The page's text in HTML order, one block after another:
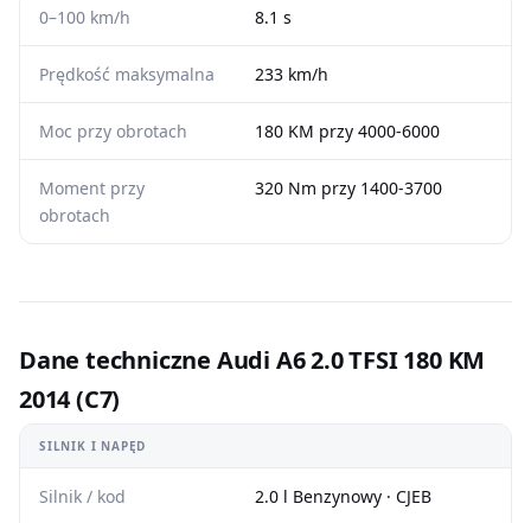
0–100 km/h 8.1 s
Prędkość maksymalna 233 km/h
Moc przy obrotach 180 KM przy 4000-6000
Moment przy
obrotach
320 Nm przy 1400-3700
Dane techniczne Audi A6 2.0 TFSI 180 KM
2014 (C7)
SILNIK I NAPĘD
Silnik / kod 2.0 l Benzynowy · CJEB